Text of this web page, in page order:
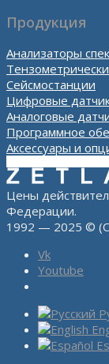
Продукция
Анализаторы
Сейсмостанции
Цифровые
Аналоговые
Программное
Аксессуары и
Цены
Федерации.
1992 — 2025 ©
Vk
Youtube